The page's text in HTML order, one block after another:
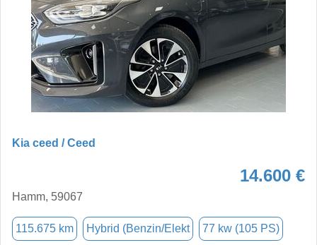
Kia ceed / Ceed
14.600 €
Hamm, 59067
115.675 km Hybrid (Benzin/Elekt 77 kw (105 PS)